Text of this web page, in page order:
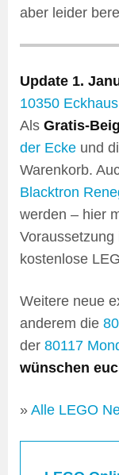
aber leider
Update 1.
10350
Als Gratis-
der Ecke und
Warenkorb.
Blacktron
werden – hier
kostenlose
Weitere neue
anderem die
der 80117
wünschen
» Alle LEGO